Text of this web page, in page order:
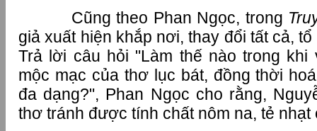
Cũng theo Phan Ngọc, trong
giả xuất hiện khắp nơi, thay đổi tất cả,
Trả lời câu hỏi "Làm thế nào trong
mộc mạc của thơ lục bát, đồng thời
đa dạng?", Phan Ngọc cho rằng,
thơ tránh được tính chất nôm na, tẻ